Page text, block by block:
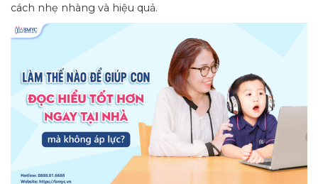
cách nhẹ nhàng và hiệu quả.